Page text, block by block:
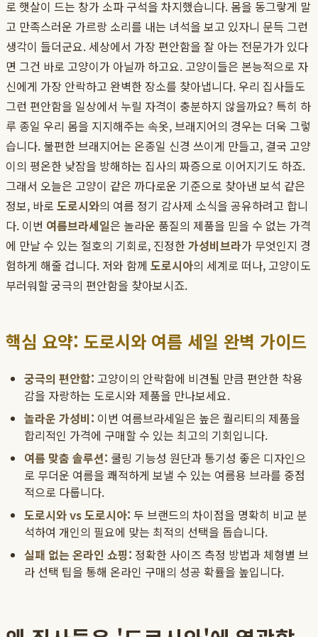
로 햇살이 드는 창가 소파 구석을 차지했습니다. 몸을 동그랗게 말
고 만족스러운 가르랑 소리를 내는 녀석을 보고 있자니 문득 그런
생각이 들더군요. 세상에서 가장 편안함을 잘 아는 전문가가 있다
면 그건 바로 고양이가 아닐까 하고요. 고양이들은 본능적으로 자
신에게 가장 안락하고 완벽한 장소를 찾아냅니다. 우리 집사들도
그런 편안함을 일상에서 누릴 자격이 충분하지 않을까요? 특히 하
루 종일 우리 몸을 지지해주는 속옷, 브래지어의 경우는 더욱 그렇
습니다. 불편한 브래지어는 온종일 신경 쓰이게 만들고, 결국 고양
이의 평온한 낮잠을 방해하는 집사의 짜증으로 이어지기도 하죠.
그래서 오늘은 고양이 같은 까다로운 기준으로 찾아낸 보석 같은
정보, 바로 도로시와의 여름 정기 감사제 소식을 공유하려고 합니
다. 이번 여름브라세일은 놀라운 품질의 제품을 믿을 수 없는 가격
에 만날 수 있는 절호의 기회로, 진정한가성비브라가 무엇인지 경
험하게 해줄 겁니다. 저와 함께 도로시아의 세계로 떠나, 고양이도
부러워할 궁극의 편안함을 찾아보시죠.
핵심 요약: 도로시와 여름 세일 완벽 가이드
궁극의 편안함: 고양이의 안락함에 비견될 만큼 편안한 착용
감을 자랑하는 도로시와 제품을 만나보세요.
놀라운 가성비: 이번 여름브라세일은 높은 퀄리티의 제품을
합리적인 가격에 구매할 수 있는 최고의 기회입니다.
여름 맞춤 솔루션: 쿨링 기능성 원단과 통기성 좋은 디자인으
로 무더운 여름을 쾌적하게 보낼 수 있는 여름용 브라를 중점
적으로 다룹니다.
도로시와 vs 도로시아: 두 브랜드의 차이점을 명확히 비교 분
석하여 개인의 필요에 맞는 최적의 선택을 돕습니다.
실패 없는 온라인 쇼핑: 정확한 사이즈 측정 방법과 체형별 브
라 선택 팁을 통해 온라인 구매의 성공 확률을 높입니다.